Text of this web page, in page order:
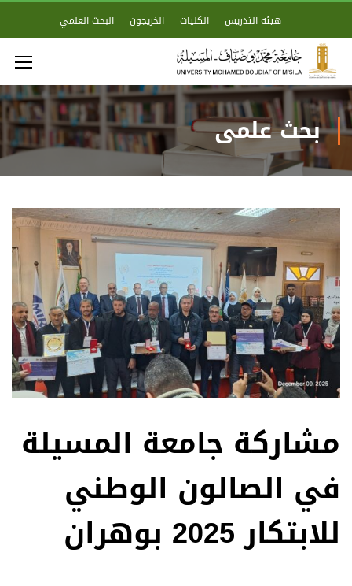
هيئة التدريس الكليات الخريجون البحث العلمي
بحث علمي
مشاركة جامعة المسيلة
في الصالون الوطني
للابتكار 2025 بوهران